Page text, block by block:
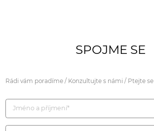
SPOJME SE
Rádi vám poradíme / Konzultujte s námi / Ptejte se